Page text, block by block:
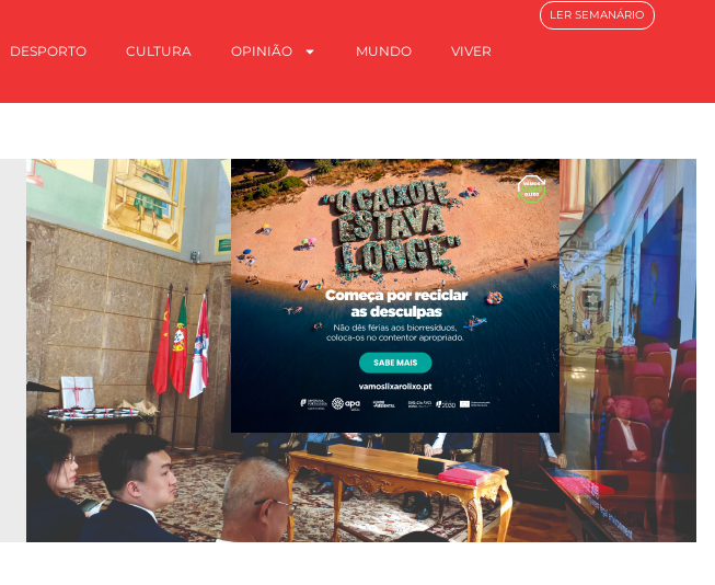
DESPORTO CULTURA OPINIÃO MUNDO VIVER
LER SEMANÁRIO